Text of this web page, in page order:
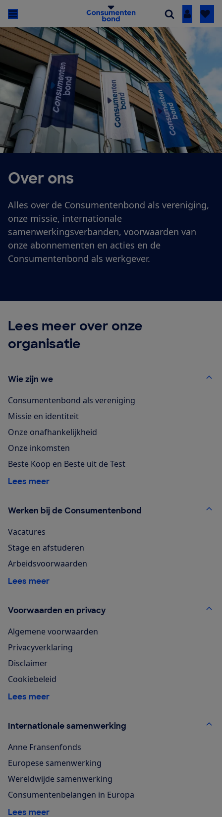
Inloggen
Over ons
Alles over de Consumentenbond als vereniging,
onze missie, internationale
samenwerkingsverbanden, voorwaarden van
onze abonnementen en acties en de
Consumentenbond als werkgever.
Lees meer over onze
organisatie
Wie zijn we
Consumentenbond als vereniging
Missie en identiteit
Onze onafhankelijkheid
Onze inkomsten
Beste Koop en Beste uit de Test
Lees meer
Werken bij de Consumentenbond
Vacatures
Stage en afstuderen
Arbeidsvoorwaarden
Lees meer
Voorwaarden en privacy
Algemene voorwaarden
Privacyverklaring
Disclaimer
Cookiebeleid
Lees meer
Internationale samenwerking
Anne Fransenfonds
Europese samenwerking
Wereldwijde samenwerking
Consumentenbelangen in Europa
Lees meer